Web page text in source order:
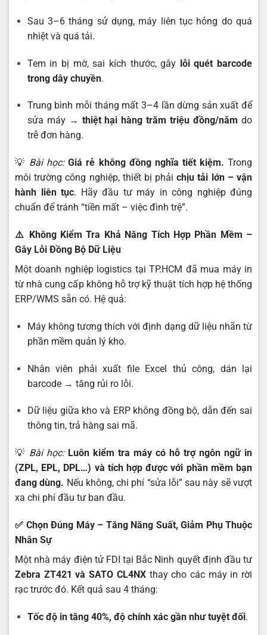
Sau 3–6 tháng sử dụng, máy liên tục hỏng do quá
nhiệt và quá tải.
Tem in bị mờ, sai kích thước, gây lỗi quét barcode
trong dây chuyền.
Trung bình mỗi tháng mất 3–4 lần dừng sản xuất để
sửa máy → thiệt hại hàng trăm triệu đồng/năm do
trễ đơn hàng.
💡 Bài học: Giá rẻ không đồng nghĩa tiết kiệm. Trong
môi trường công nghiệp, thiết bị phảichịu tải lớn – vận
hành liên tục. Hãy đầu tư máy in công nghiệp đúng
chuẩn để tránh “tiền mất – việc đình trệ”.
⚠️ Không Kiểm Tra Khả Năng Tích Hợp Phần Mềm –
Gây Lỗi Đồng Bộ Dữ Liệu
Một doanh nghiệp logistics tại TP.HCM đã mua máy in
từ nhà cung cấp không hỗ trợ kỹ thuật tích hợp hệ thống
ERP/WMS sẵn có. Hệ quả:
Máy không tương thích với định dạng dữ liệu nhãn từ
phần mềm quản lý kho.
Nhân viên phải xuất file Excel thủ công, dán lại
barcode → tăng rủi ro lỗi.
Dữ liệu giữa kho và ERP không đồng bộ, dẫn đến sai
thông tin, trả hàng sai mã.
💡 Bài học: Luôn kiểm tra máy có hỗ trợ ngôn ngữ in
(ZPL, EPL, DPL…) và tích hợp được với phần mềm bạn
đang dùng. Nếu không, chi phí “sửa lỗi” sau này sẽ vượt
xa chi phí đầu tư ban đầu.
✅ Chọn Đúng Máy – Tăng Năng Suất, Giảm Phụ Thuộc
Nhân Sự
Một nhà máy điện tử FDI tại Bắc Ninh quyết định đầu tư
Zebra ZT421 và SATO CL4NXthay cho các máy in rời
rạc trước đó. Kết quả sau 4 tháng:
Tốc độ in tăng 40%, độ chính xác gần như tuyệt đối.